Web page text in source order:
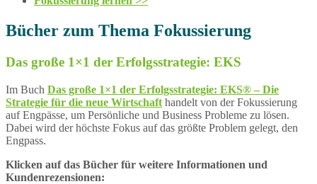
Bücher zum Thema Fokussierung
Das große 1×1 der Erfolgsstrategie: EKS
Im Buch Das große 1×1 der Erfolgsstrategie: EKS® – Die
Strategie für die neue Wirtschaft handelt von der Fokussierung
auf Engpässe, um Persönliche und Business Probleme zu lösen.
Dabei wird der höchste Fokus auf das größte Problem gelegt, den
Engpass.
Klicken auf das Bücher für weitere Informationen und
Kundenrezensionen: